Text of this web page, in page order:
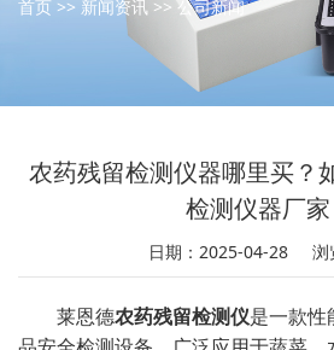
首页 >> 新闻资讯 >>公司新闻
农药残留检测仪器哪里买？
检测仪器厂家
日期：2025-04-28 浏
莱恩德农药残留检测仪是一款性